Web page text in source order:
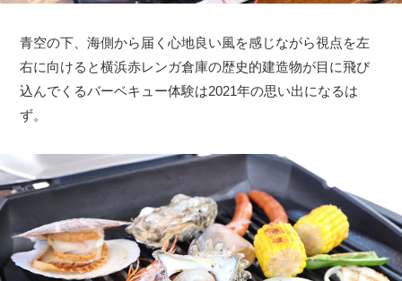
青空の下、海側から届く心地良い風を感じながら視点を左
右に向けると横浜赤レンガ倉庫の歴史的建造物が目に飛び
込んでくるバーベキュー体験は2021年の思い出になるは
ず。